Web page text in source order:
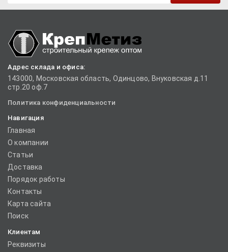
Адрес склада и офиса:
143000, Московская область, Одинцово, Внуковская д.11
стр.20 оф.7
Политика конфиденциальности
Навигация
Главная
О компании
Статьи
Доставка
Порядок работы
Контакты
Карта сайта
Поиск
Клиентам
Реквизиты